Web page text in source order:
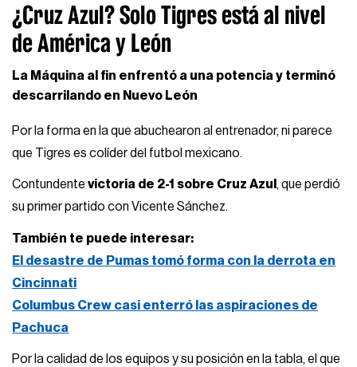
¿Cruz Azul? Solo Tigres está al nivel
de América y León
La Máquina al fin enfrentó a una potencia y terminó
descarrilando en Nuevo León
Por la forma en la que abuchearon al entrenador, ni parece
que Tigres es colíder del futbol mexicano.
Contundentevictoria de 2-1 sobre Cruz Azul, que perdió
su primer partido con Vicente Sánchez.
También te puede interesar:
El desastre de Pumas tomó forma con la derrota en
Cincinnati
Columbus Crew casi enterró las aspiraciones de
Pachuca
Por la calidad de los equipos y su posición en la tabla, el que